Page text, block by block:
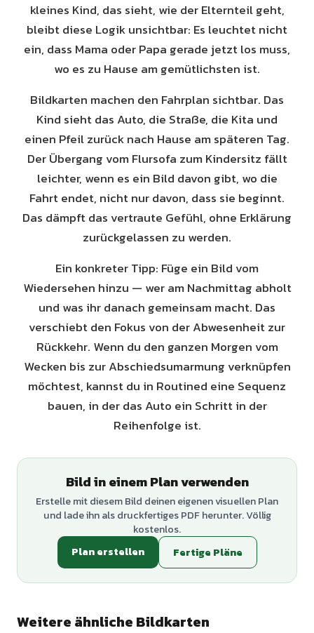
kleines Kind, das sieht, wie der Elternteil geht,
bleibt diese Logik unsichtbar: Es leuchtet nicht
ein, dass Mama oder Papa gerade jetzt los muss,
wo es zu Hause am gemütlichsten ist.
Bildkarten machen den Fahrplan sichtbar. Das
Kind sieht das Auto, die Straße, die Kita und
einen Pfeil zurück nach Hause am späteren Tag.
Der Übergang vom Flursofa zum Kindersitz fällt
leichter, wenn es ein Bild davon gibt, wo die
Fahrt endet, nicht nur davon, dass sie beginnt.
Das dämpft das vertraute Gefühl, ohne Erklärung
zurückgelassen zu werden.
Ein konkreter Tipp: Füge ein Bild vom
Wiedersehen hinzu — wer am Nachmittag abholt
und was ihr danach gemeinsam macht. Das
verschiebt den Fokus von der Abwesenheit zur
Rückkehr. Wenn du den ganzen Morgen vom
Wecken bis zur Abschiedsumarmung verknüpfen
möchtest, kannst du in Routined eine Sequenz
bauen, in der das Auto ein Schritt in der
Reihenfolge ist.
Bild in einem Plan verwenden
Erstelle mit diesem Bild deinen eigenen visuellen Plan
und lade ihn als druckfertiges PDF herunter. Völlig
kostenlos.
Plan erstellen
Fertige Pläne
Weitere ähnliche Bildkarten